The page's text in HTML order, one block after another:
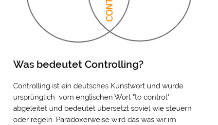
Was bedeutet Controlling?
Controlling ist ein deutsches Kunstwort und wurde
ursprünglich vom englischen Wort "to control"
abgeleitet und bedeutet übersetzt soviel wie steuern
oder regeln. Paradoxerweise wird das was wir im